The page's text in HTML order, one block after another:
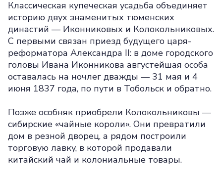
Классическая купеческая усадьба объединяет
историю двух знаменитых тюменских
династий — Иконниковых и Колокольниковых.
С первыми связан приезд будущего царя-
реформатора Александра II: в доме городского
головы Ивана Иконникова августейшая особа
оставалась на ночлег дважды — 31 мая и 4
июня 1837 года, по пути в Тобольск и обратно.
Позже особняк приобрели Колокольниковы —
сибирские «чайные короли». Они превратили
дом в резной дворец, а рядом построили
торговую лавку, в которой продавали
китайский чай и колониальные товары.